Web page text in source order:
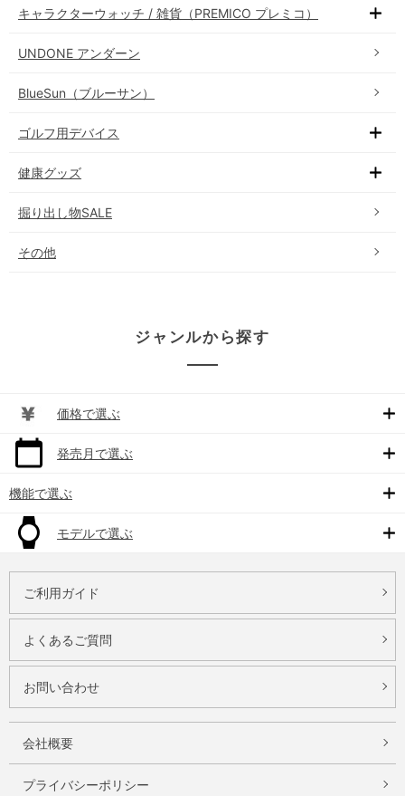
キャラクターウォッチ / 雑貨（PREMICO プレミコ）
UNDONE アンダーン
BlueSun（ブルーサン）
ゴルフ用デバイス
健康グッズ
掘り出し物SALE
その他
ジャンルから探す
価格で選ぶ
発売月で選ぶ
機能で選ぶ
モデルで選ぶ
ご利用ガイド
よくあるご質問
お問い合わせ
会社概要
プライバシーポリシー